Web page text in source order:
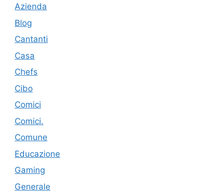
Azienda
Blog
Cantanti
Casa
Chefs
Cibo
Comici
Comici.
Comune
Educazione
Gaming
Generale